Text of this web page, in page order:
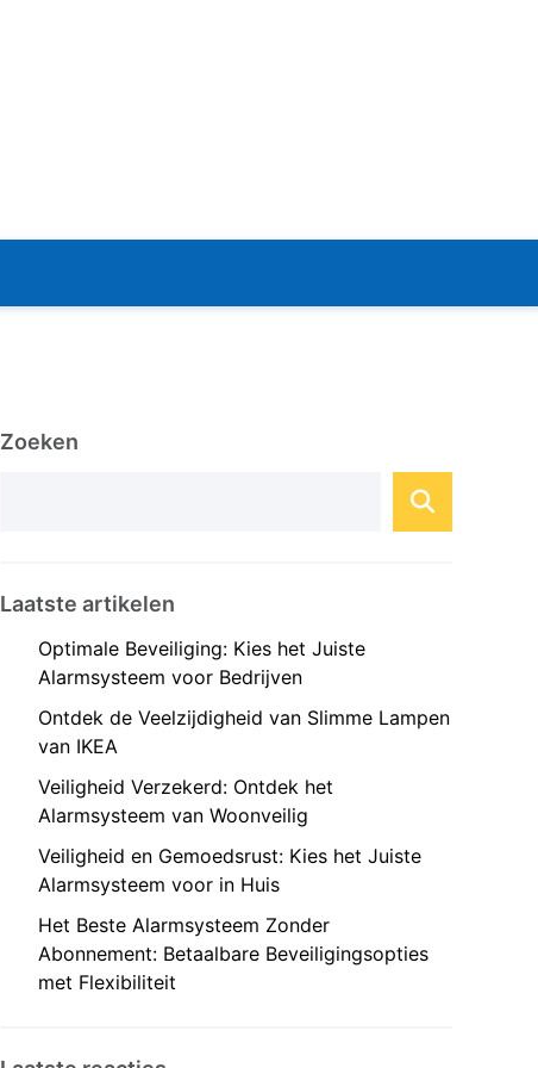
Zoeken
Laatste artikelen
Optimale Beveiliging: Kies het Juiste
Alarmsysteem voor Bedrijven
Ontdek de Veelzijdigheid van Slimme Lampen
van IKEA
Veiligheid Verzekerd: Ontdek het
Alarmsysteem van Woonveilig
Veiligheid en Gemoedsrust: Kies het Juiste
Alarmsysteem voor in Huis
Het Beste Alarmsysteem Zonder
Abonnement: Betaalbare Beveiligingsopties
met Flexibiliteit